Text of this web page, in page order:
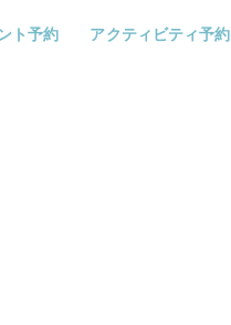
ト予約 アクティビティ予約